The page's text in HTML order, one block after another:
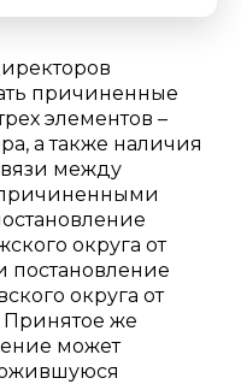
причиненные
элементов –
а также наличия
между
округа от
постановление
округа от
Принятое же
может